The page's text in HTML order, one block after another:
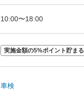
10:00〜18:00
実施金額の5%ポイント貯まる
車検